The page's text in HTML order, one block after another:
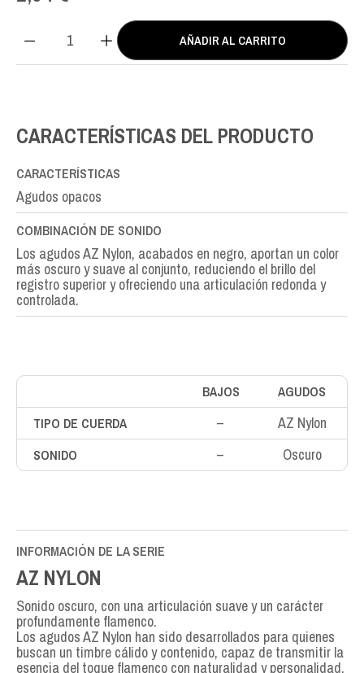
Nylon
AÑADIR AL CARRITO
CARACTERÍSTICAS DEL PRODUCTO
CARACTERÍSTICAS
Agudos opacos
COMBINACIÓN DE SONIDO
Los agudos AZ Nylon, acabados en negro, aportan un color
más oscuro y suave al conjunto, reduciendo el brillo del
registro superior y ofreciendo una articulación redonda y
controlada.
BAJOS
AGUDOS
TIPO DE CUERDA
– AZ Nylon
SONIDO – Oscuro
INFORMACIÓN DE LA SERIE
AZ NYLON
Sonido oscuro, con una articulación suave y un carácter
profundamente flamenco.
Los agudos AZ Nylon han sido desarrollados para quienes
buscan un timbre cálido y contenido, capaz de transmitir la
esencia del toque flamenco con naturalidad y personalidad.